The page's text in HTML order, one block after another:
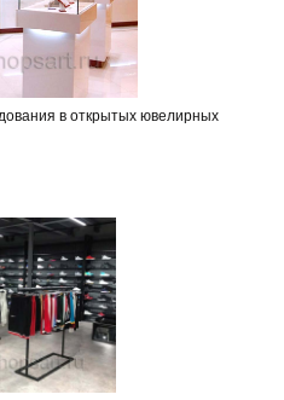
в открытых ювелирных